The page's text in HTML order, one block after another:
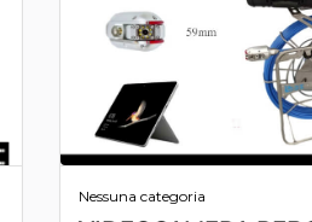
Nessuna categoria